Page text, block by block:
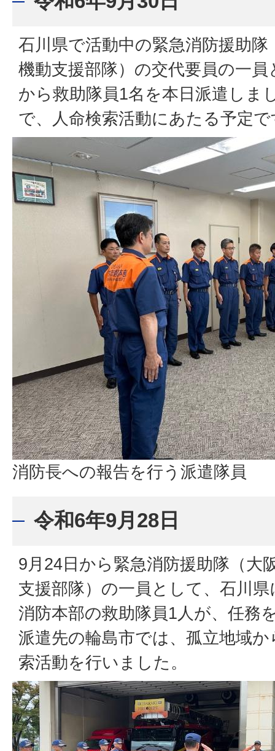
石川県で活動中の緊急消防援助
機動支援部隊）の交代要員の一
から救助隊員1名を本日派遣しま
で、人命検索活動にあたる予定で
消防長への報告を行う派遣隊員
令和6年9月28日
9月24日から緊急消防援助隊（大
支援部隊）の一員として、石川
消防本部の救助隊員1人が、任務
派遣先の輪島市では、孤立地域
索活動を行いました。